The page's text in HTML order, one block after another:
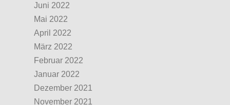
Juni 2022
Mai 2022
April 2022
März 2022
Februar 2022
Januar 2022
Dezember 2021
November 2021